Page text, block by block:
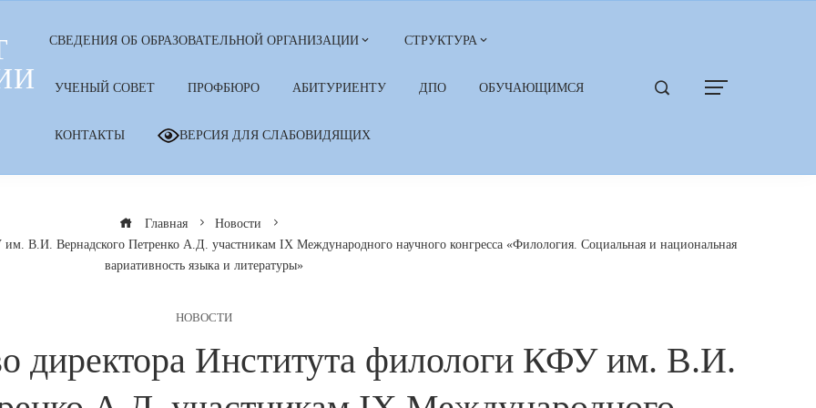
СВЕДЕНИЯ ОБ ОБРАЗОВАТЕЛЬНОЙ ОРГАНИЗАЦИИ СТРУКТУРА
УЧЕНЫЙ СОВЕТ ПРОФБЮРО АБИТУРИЕНТУ ДПО ОБУЧАЮЩИМСЯ
КОНТАКТЫ ВЕРСИЯ ДЛЯ СЛАБОВИДЯЩИХ
Главная
Новости
В.И. Вернадского Петренко А.Д. участникам IX Международного научного конгресса «Филология. Социальная и национальная
вариативность языка и литературы»
НОВОСТИ
директора Института филологи КФУ им. В.И.